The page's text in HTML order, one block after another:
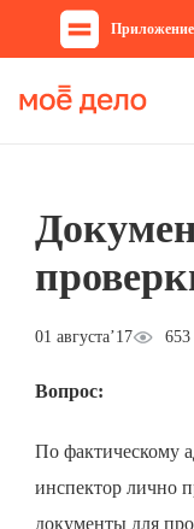
Приложение
01 августа’17 653
Вопрос:
По фактическому
инспектор лично
документы для